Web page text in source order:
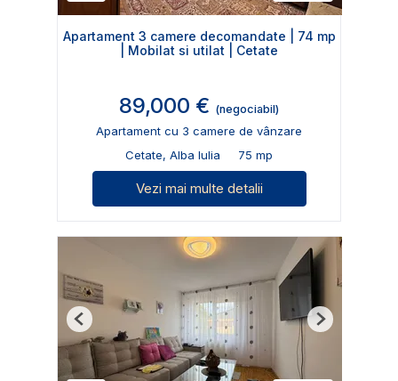
Apartament 3 camere decomandate | 74 mp
| Mobilat si utilat | Cetate
89,000 € (negociabil)
Apartament cu 3 camere de vânzare
Cetate, Alba Iulia
75 mp
Vezi mai multe detalii
Previous Next